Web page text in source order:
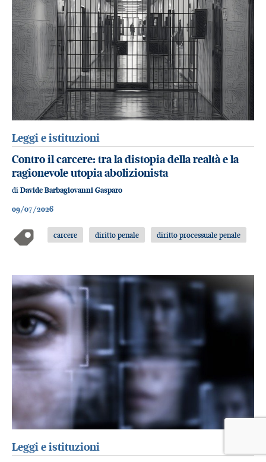
Leggi e istituzioni
Contro il carcere: tra la distopia della realtà e la
ragionevole utopia abolizionista
di Davide Barbagiovanni Gasparo
09/07/2026
carcere diritto penale diritto processuale penale
Leggi e istituzioni